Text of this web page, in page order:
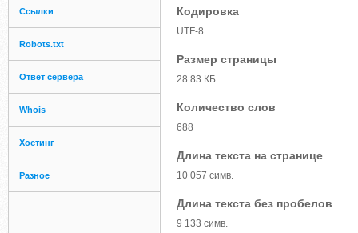
Ссылки
Robots.txt
Ответ сервера
Whois
Хостинг
Разное
Кодировка
UTF-8
Размер страницы
28.83 КБ
Количество слов
688
Длина текста на странице
10 057 симв.
Длина текста без пробелов
9 133 симв.